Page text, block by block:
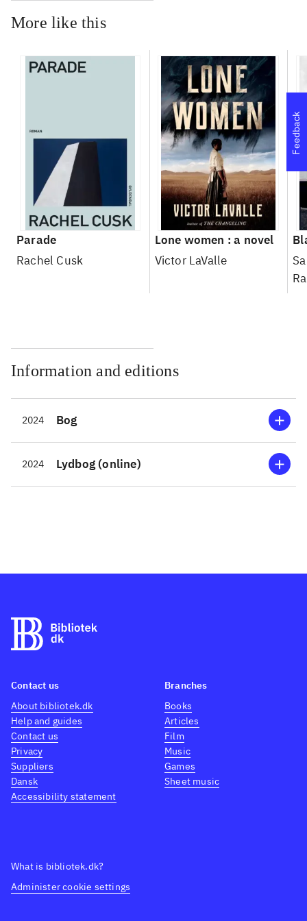
More like this
Parade
Rachel Cusk
Lone women : a novel
Victor LaValle
Information and editions
2024 Bog
2024 Lydbog (online)
Feedback
What is bibliotek.dk?
Administer cookie settings
Contact us
About bibliotek.dk
Help and guides
Contact us
Privacy
Suppliers
Dansk
Accessibility statement
Branches
Books
Articles
Film
Music
Games
Sheet music